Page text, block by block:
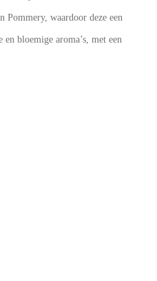
Pommery, waardoor deze een
bloemige aroma’s, met een